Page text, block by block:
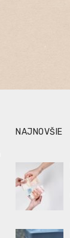
NAJNOVŠIE